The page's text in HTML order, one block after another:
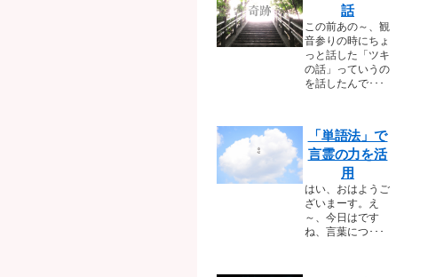
話
この前あの～、観
音参りの時にちょ
っと話した「ツキ
の話」っていうの
を話したんで･･･
「単語法」で
言霊の力を活
用
はい、おはようご
ざいまーす。え
～、今日はです
ね、言葉につ･･･